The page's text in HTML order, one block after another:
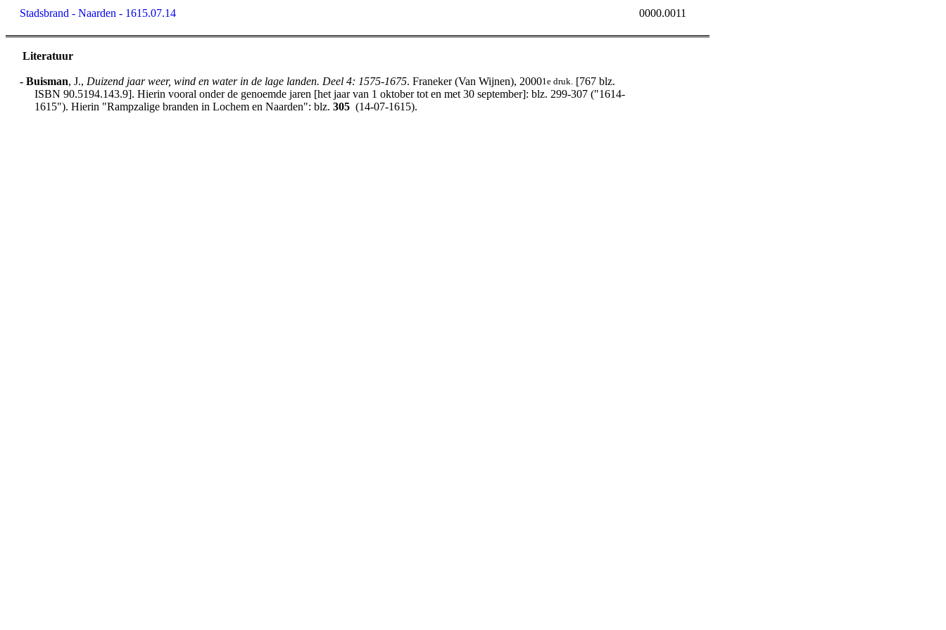
Stadsbrand - Naarden - 1615.07.14 0000.0011
Literatuur
- Buisman, J., Duizend jaar weer, wind en water in de lage landen. Deel 4: 1575-1675. Franeker (Van Wijnen), 20001e druk. [767 blz.
ISBN 90.5194.143.9]. Hierin vooral onder de genoemde jaren [het jaar van 1 oktober tot en met 30 september]: blz. 299-307 ("1614-
1615"). Hierin "Rampzalige branden in Lochem en Naarden": blz.305 (14-07-1615).